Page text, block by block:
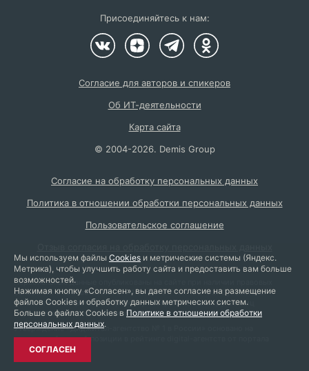
Присоединяйтесь к нам:
Согласие для авторов и спикеров
Об ИТ-деятельности
Карта сайта
© 2004-2026. Demis Group
Согласие на обработку персональных данных
Политика в отношении обработки персональных данных
Пользовательское соглашение
Персональные данные опубликованы на сайте при наличии правовых
оснований в соответствии с ч. 1 ст. 6 и ст. 10.1 152-ФЗ. Субъектами
установлены запреты на обработку неограниченным кругом лиц
опубликованных персональных данных.
Утверждение «Диджитал-агентство № 1 в России» основано на
занимаемой первой позиции в рейтинге digital-агентств от портала
ratingruneta.ru
Мы используем файлы Cookies и метрические системы (Яндекс.
Метрика), чтобы улучшить работу сайта и предоставить вам больше
возможностей.
Нажимая кнопку «Согласен», вы даете согласие на размещение
файлов Cookies и обработку данных метрических систем.
Больше о файлах Cookies в Политике в отношении обработки
персональных данных.
СОГЛАСЕН